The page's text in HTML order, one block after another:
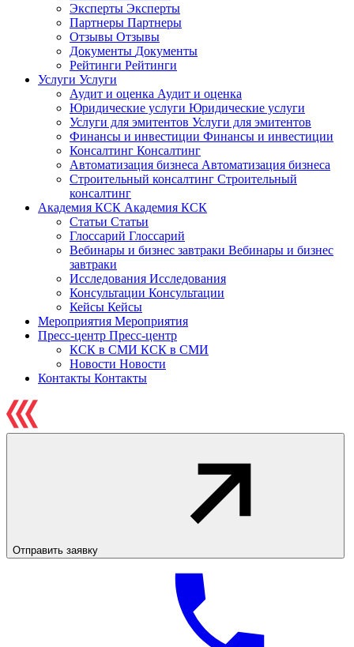
Эксперты Эксперты
Партнеры Партнеры
Отзывы Отзывы
Документы Документы
Рейтинги Рейтинги
Услуги Услуги
Аудит и оценка Аудит и оценка
Юридические услуги Юридические услуги
Услуги для эмитентов Услуги для эмитентов
Финансы и инвестиции Финансы и инвестиции
Консалтинг Консалтинг
Автоматизация бизнеса Автоматизация бизнеса
Строительный консалтинг Строительный
консалтинг
Академия КСК Академия КСК
Статьи Статьи
Глоссарий Глоссарий
Вебинары и бизнес завтраки Вебинары и бизнес
завтраки
Исследования Исследования
Консультации Консультации
Кейсы Кейсы
Мероприятия Мероприятия
Пресс-центр Пресс-центр
КСК в СМИ КСК в СМИ
Новости Новости
Контакты Контакты
Отправить заявку